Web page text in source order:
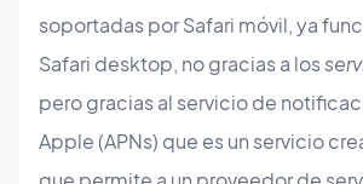
soportadas por Safari móvil, ya
Safari desktop, no gracias a los
pero gracias al servicio de
Apple (APNs) que es un servicio